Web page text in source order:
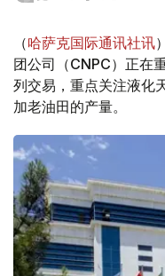
（哈萨克国际通讯社讯）
团公司（CNPC）正在
列交易，重点关注液化
加老油田的产量。